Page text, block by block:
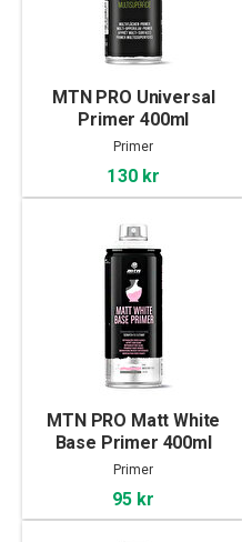
MTN PRO Universal
Primer 400ml
Primer
130 kr
MTN PRO Matt White
Base Primer 400ml
Primer
95 kr